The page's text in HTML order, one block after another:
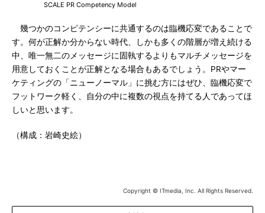
SCALE PR Competency Model
幾つかのコンピテンシーに共通するのは臨機応変であることで
す。何が正解か分からない時代、しかも多くの階層が増え続ける
中、唯一無二のメッセージに固執するよりもマルチメッセージを
用意しておくことが正解となる場合もあるでしょう。PRやマー
ケティングの「ニューノーマル」に挑む方にはぜひ、臨機応変で
フットワーク軽く、自分の中に複数の視点を持てる人であってほ
しいと思います。
（構成：岩崎史絵）
Copyright © ITmedia, Inc. All Rights Reserved.